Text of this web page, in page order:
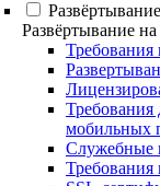
Развёртывание
Требования
мобильных
Служебные